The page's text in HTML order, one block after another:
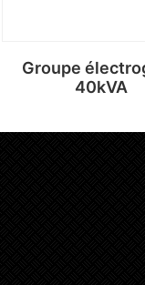
Groupe
40kVA